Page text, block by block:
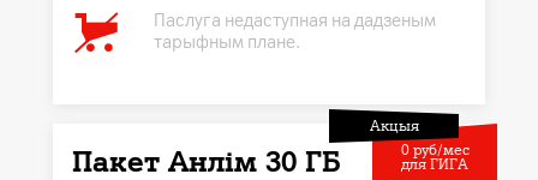
Паслуга недаступная на дадзеным
тарыфным плане.
0 руб/мес
для ГИГА
Акцыя
Пакет Анлім 30 ГБ